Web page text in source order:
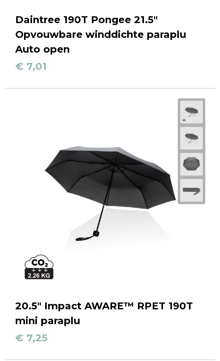
Daintree 190T Pongee 21.5"
Opvouwbare winddichte paraplu
Auto open
€ 7,01
20.5" Impact AWARE™ RPET 190T
mini paraplu
€ 7,25